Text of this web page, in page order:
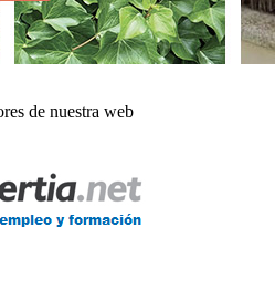
de nuestra web